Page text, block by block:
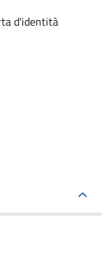
d'identità